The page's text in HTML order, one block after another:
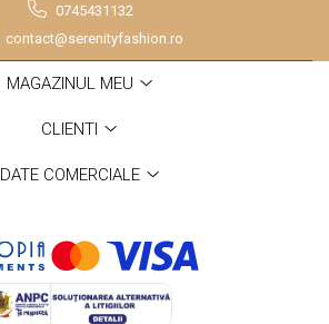
0745431132
contact@serenityfashion.ro
MAGAZINUL MEU
CLIENTI
DATE COMERCIALE